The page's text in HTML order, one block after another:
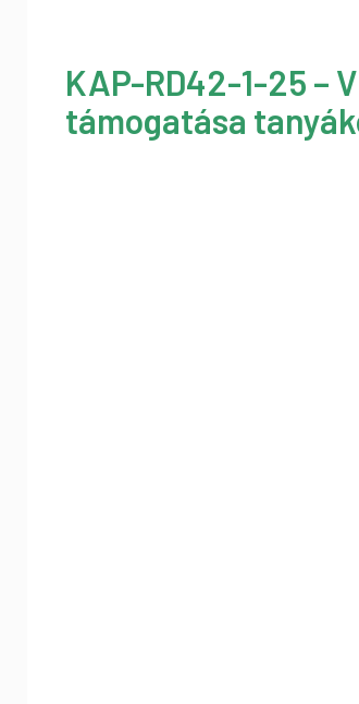
KAP-RD42-1-25
támogatása